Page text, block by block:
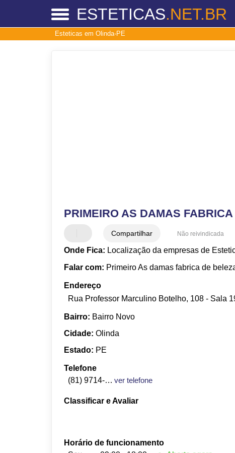
ESTETICAS.NET.BR
Esteticas em Olinda-PE
PRIMEIRO AS DAMAS
Compartilhar Não reivindicada
Onde Fica: Localização da empresas de
Falar com: Primeiro As damas fabrica de
Endereço
Rua Professor Marculino Botelho, 108 - Sala
Bairro: Bairro Novo
Cidade: Olinda
Estado: PE
Telefone
(81) 9714-8984
ver telefone
Classificar e Avaliar
Horário de funcionamento